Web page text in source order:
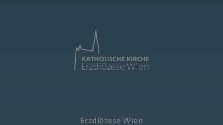
Erzdiözese Wien